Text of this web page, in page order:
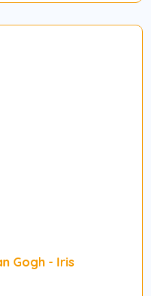
Gogh - Iris